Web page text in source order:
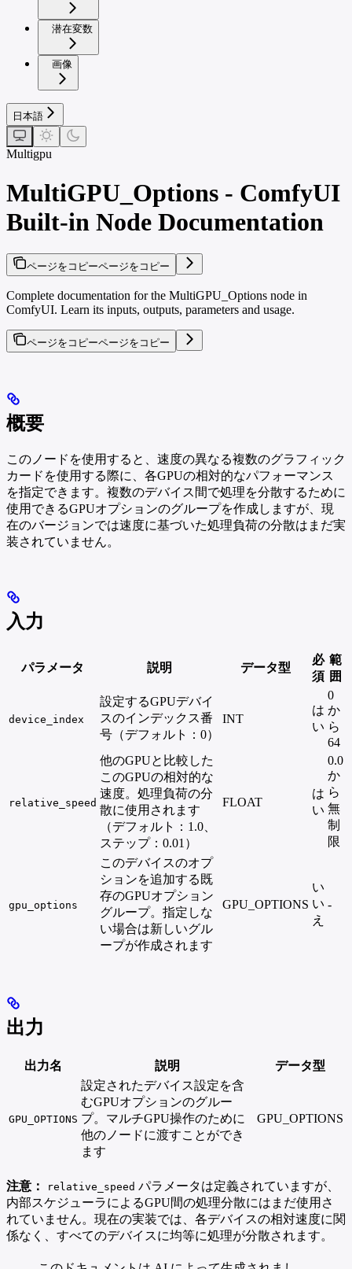
潜在変数
画像
日本語
Multigpu
MultiGPU_Options - ComfyUI
Built-in Node Documentation
ページをコピーページをコピー
Complete documentation for the MultiGPU_Options node in
ComfyUI. Learn its inputs, outputs, parameters and usage.
ページをコピーページをコピー
概要
このノードを使用すると、速度の異なる複数のグラフィック
カードを使用する際に、各GPUの相対的なパフォーマンス
を指定できます。複数のデバイス間で処理を分散するために
使用できるGPUオプションのグループを作成しますが、現
在のバージョンでは速度に基づいた処理負荷の分散はまだ実
装されていません。
入力
パラメータ 説明 データ型
必
須
範
囲
device_index
設定するGPUデバイ
スのインデックス番
号（デフォルト：0）
INT
は
い
0
か
ら
64
relative_speed
他のGPUと比較した
このGPUの相対的な
速度。処理負荷の分
散に使用されます
（デフォルト：1.0、
ステップ：0.01）
FLOAT
は
い
0.0
か
ら
無
制
限
gpu_options
このデバイスのオプ
ションを追加する既
存のGPUオプション
グループ。指定しな
い場合は新しいグル
ープが作成されます
GPU_OPTIONS
い
い
え
-
出力
出力名 説明 データ型
GPU_OPTIONS
設定されたデバイス設定を含
むGPUオプションのグルー
プ。マルチGPU操作のために
他のノードに渡すことができ
ます
GPU_OPTIONS
注意： relative_speed パラメータは定義されていますが、
内部スケジューラによるGPU間の処理分散にはまだ使用さ
れていません。現在の実装では、各デバイスの相対速度に関
係なく、すべてのデバイスに均等に処理が分散されます。